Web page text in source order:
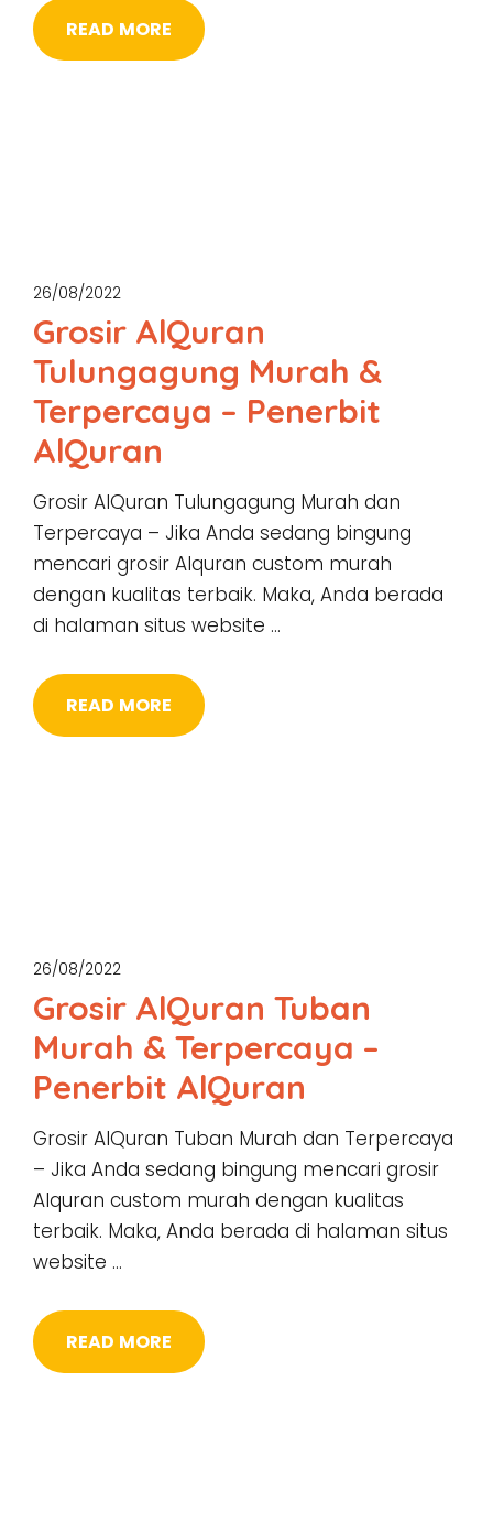
READ MORE
26/08/2022
Grosir AlQuran
Tulungagung Murah &
Terpercaya – Penerbit
AlQuran
Grosir AlQuran Tulungagung Murah dan
Terpercaya – Jika Anda sedang bingung
mencari grosir Alquran custom murah
dengan kualitas terbaik. Maka, Anda berada
di halaman situs website …
READ MORE
26/08/2022
Grosir AlQuran Tuban
Murah & Terpercaya –
Penerbit AlQuran
Grosir AlQuran Tuban Murah dan Terpercaya
– Jika Anda sedang bingung mencari grosir
Alquran custom murah dengan kualitas
terbaik. Maka, Anda berada di halaman situs
website …
READ MORE